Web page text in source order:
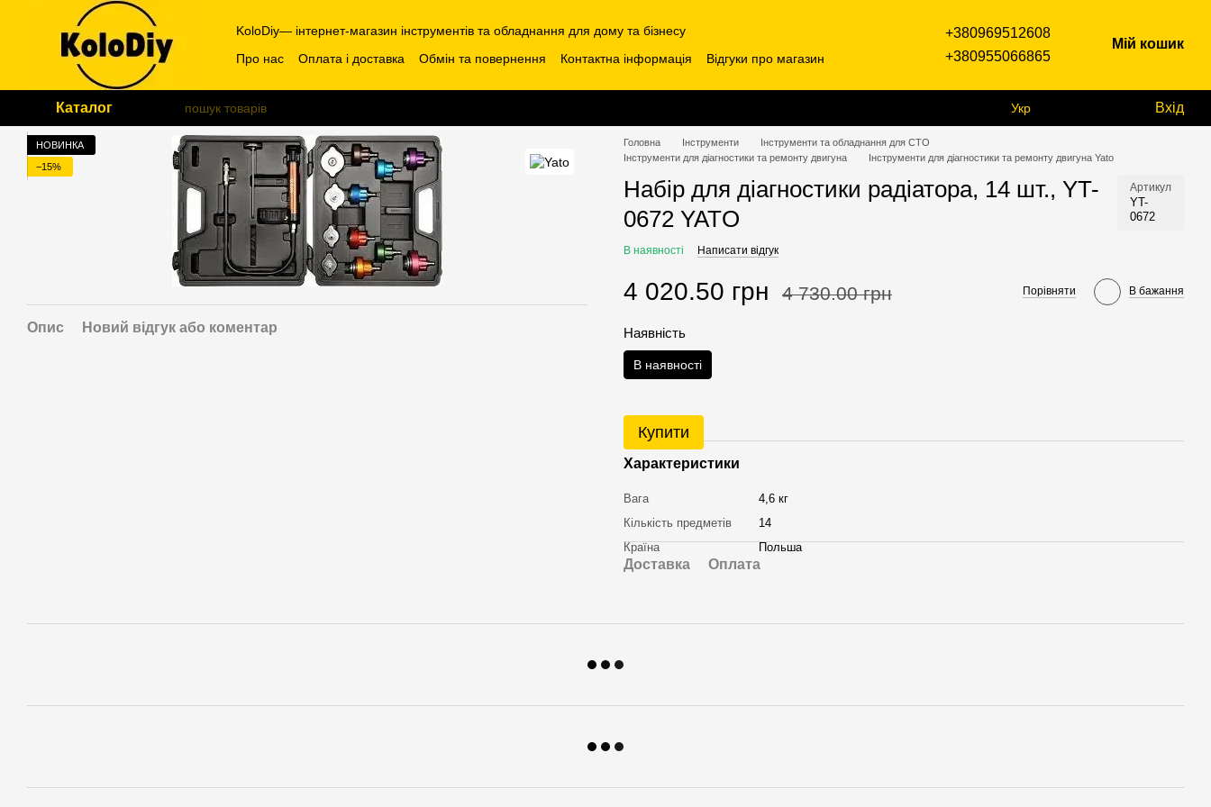
Перейти до основного контенту
KoloDiy— інтернет-магазин інструментів та обладнання для дому та бізнесу
Про нас
Оплата і доставка Обмін та повернення Контактна інформація Відгуки про магазин
+380969512608
+380955066865
Мій кошик
Каталог Укр Вхід
НОВИНКА
−15%
Опис Новий відгук або коментар
Головна Інструменти
Інструменти та обладнання для СТО
Інструменти для діагностики та ремонту двигуна
Інструменти для діагностики та ремонту двигуна Yato
Набір для діагностики радіатора, 14 шт., YT-
0672 YATO
Артикул
YT-
0672
В наявності Написати відгук
4 020.50 грн 4 730.00 грн Порівняти В бажання
Наявність
В наявності
Купити
Характеристики
Вага
4,6 кг
Кількість предметів
14
Країна
Польша
Доставка Оплата